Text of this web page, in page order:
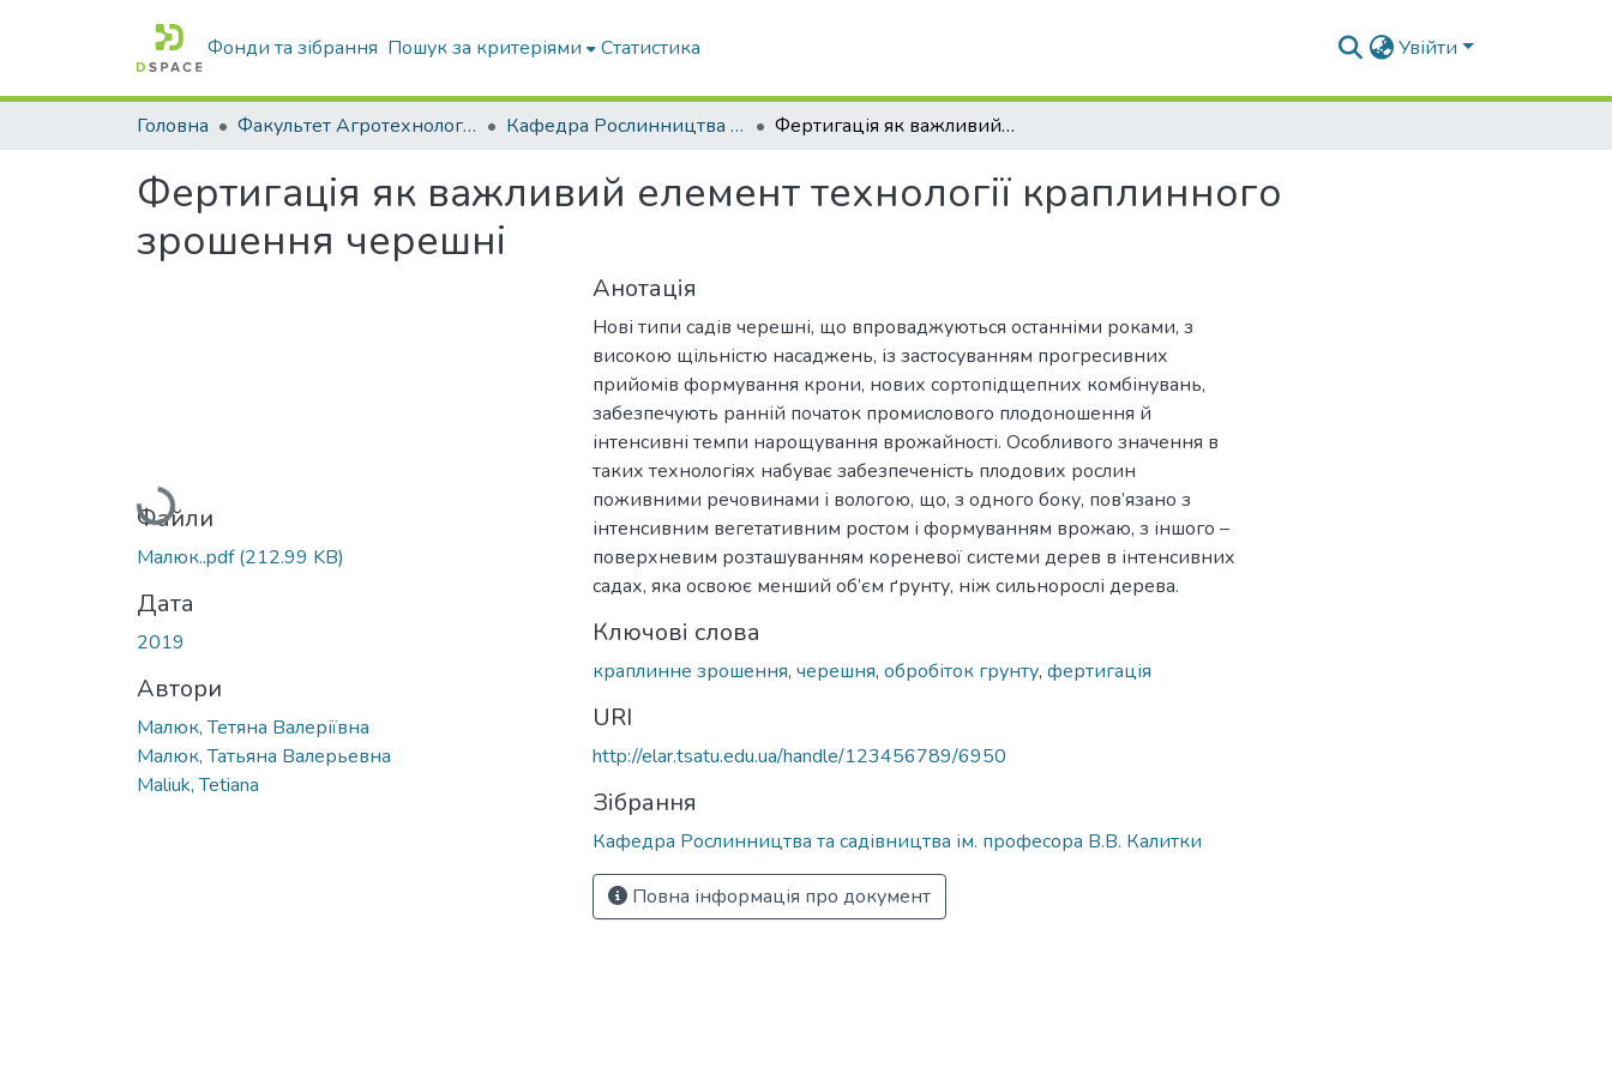
Фонди та зібрання Пошук за критеріями Статистика Увійти
Головна Факультет Агротехнологій та екології Кафедра Рослинництва та садівництва ім. професора В.В. Калитки Фертигація як важливий елемент технології краплинного зрошення черешні
Фертигація як важливий елемент технології краплинного
зрошення черешні
Вантажиться...
Файли
Малюк..pdf(212.99 KB)
Дата
2019
Автори
Малюк, Тетяна Валеріївна
Малюк, Татьяна Валерьевна
Maliuk, Tetiana
Анотація
Нові типи садів черешні, що впроваджуються останніми роками, з
високою щільністю насаджень, із застосуванням прогресивних
прийомів формування крони, нових сортопідщепних комбінувань,
забезпечують ранній початок промислового плодоношення й
інтенсивні темпи нарощування врожайності. Особливого значення в
таких технологіях набуває забезпеченість плодових рослин
поживними речовинами і вологою, що, з одного боку, пов’язано з
інтенсивним вегетативним ростом і формуванням врожаю, з іншого –
поверхневим розташуванням кореневої системи дерев в інтенсивних
садах, яка освоює менший об’єм ґрунту, ніж сильнорослі дерева.
Ключові слова
краплинне зрошення, черешня, обробіток грунту, фертигація
URI
http://elar.tsatu.edu.ua/handle/123456789/6950
Зібрання
Кафедра Рослинництва та садівництва ім. професора В.В. Калитки
Повна інформація про документ